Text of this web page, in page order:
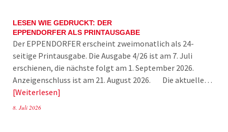
LESEN WIE GEDRUCKT: DER
EPPENDORFER ALS PRINTAUSGABE
Der EPPENDORFER erscheint zweimonatlich als 24-
seitige Printausgabe. Die Ausgabe 4/26 ist am 7. Juli
erschienen, die nächste folgt am 1. September 2026.
Anzeigenschluss ist am 21. August 2026. Die aktuelle…
Weiterlesen
8. Juli 2026